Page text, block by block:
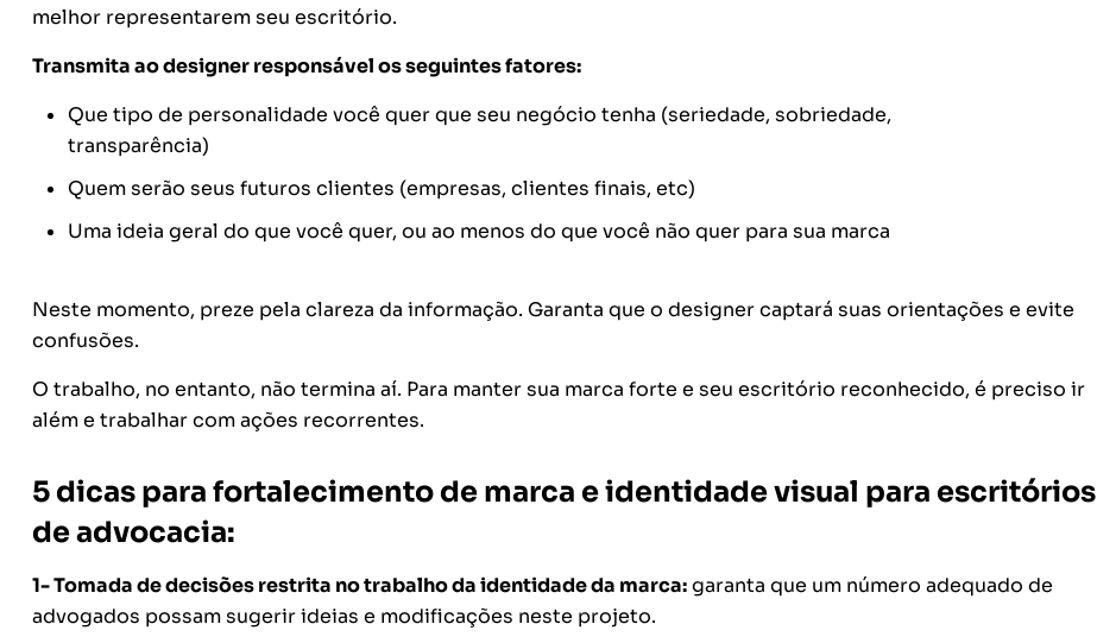
melhor representarem seu escritório.
Transmita ao designer responsável os seguintes fatores:
Que tipo de personalidade você quer que seu negócio tenha (seriedade, sobriedade,
transparência)
Quem serão seus futuros clientes (empresas, clientes finais, etc)
Uma ideia geral do que você quer, ou ao menos do que você não quer para sua marca
Neste momento, preze pela clareza da informação. Garanta que o designer captará suas orientações e evite
confusões.
O trabalho, no entanto, não termina aí. Para manter sua marca forte e seu escritório reconhecido, é preciso ir
além e trabalhar com ações recorrentes.
5 dicas para fortalecimento de marca e identidade visual para escritórios
de advocacia:
1- Tomada de decisões restrita no trabalho da identidade da marca:garanta que um número adequado de
advogados possam sugerir ideias e modificações neste projeto.